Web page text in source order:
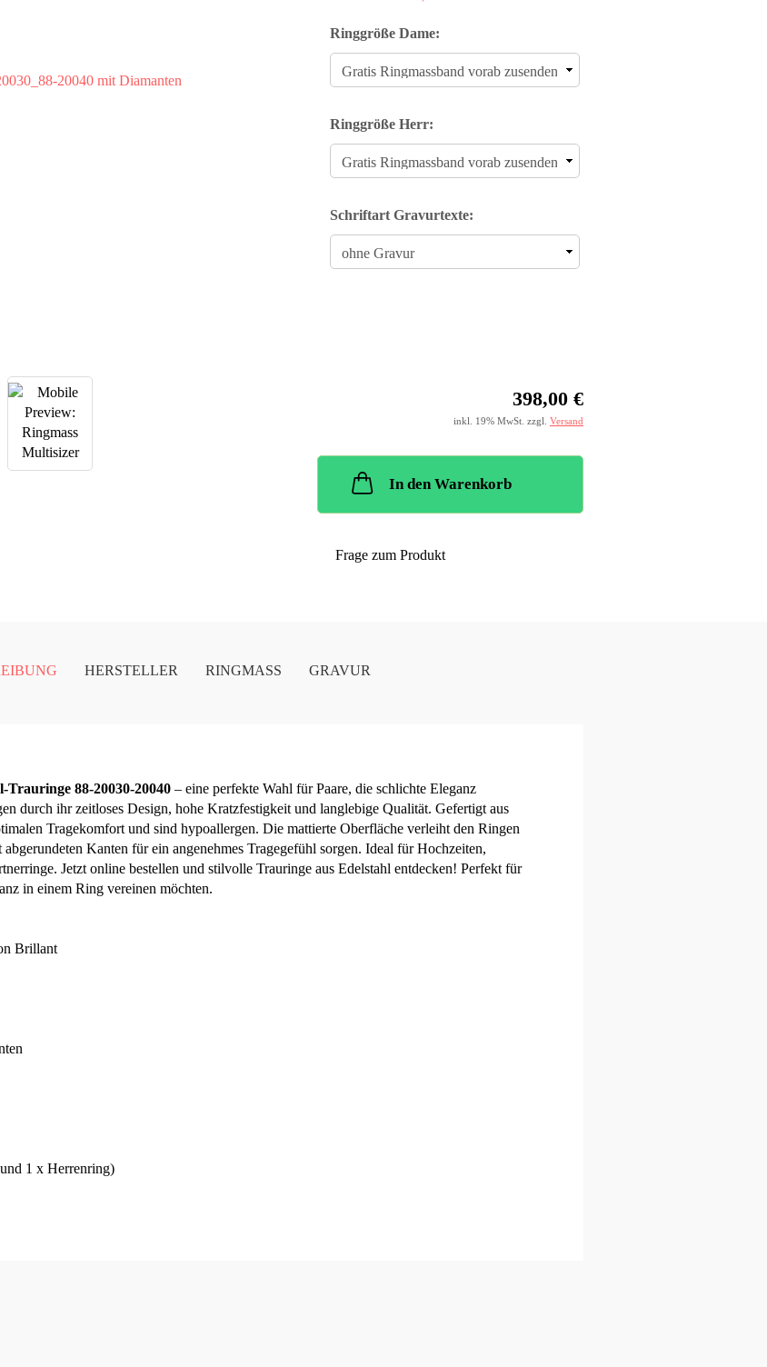
Ringgröße Dame:
Ringgröße Herr:
Schriftart Gravurtexte:
398,00 €
inkl. 19% MwSt. zzgl. Versand
In den Warenkorb
Frage zum Produkt
HERSTELLER RINGMASS GRAVUR
Trauringe 88-20030-20040 – eine perfekte Wahl für Paare, die schlichte Eleganz
durch ihr zeitloses Design, hohe Kratzfestigkeit und langlebige Qualität. Gefertigt aus
Tragekomfort und sind hypoallergen. Die mattierte Oberfläche verleiht den Ringen
Kanten für ein angenehmes Tragegefühl sorgen. Ideal für Hochzeiten,
Jetzt online bestellen und stilvolle Trauringe aus Edelstahl entdecken! Perfekt für
in einem Ring vereinen möchten.
Brillant
1 x Herrenring)